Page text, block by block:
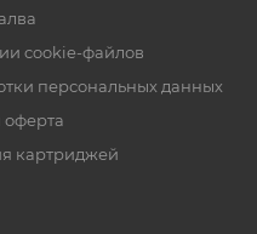
cookie-файлов
персональных данных
картриджей